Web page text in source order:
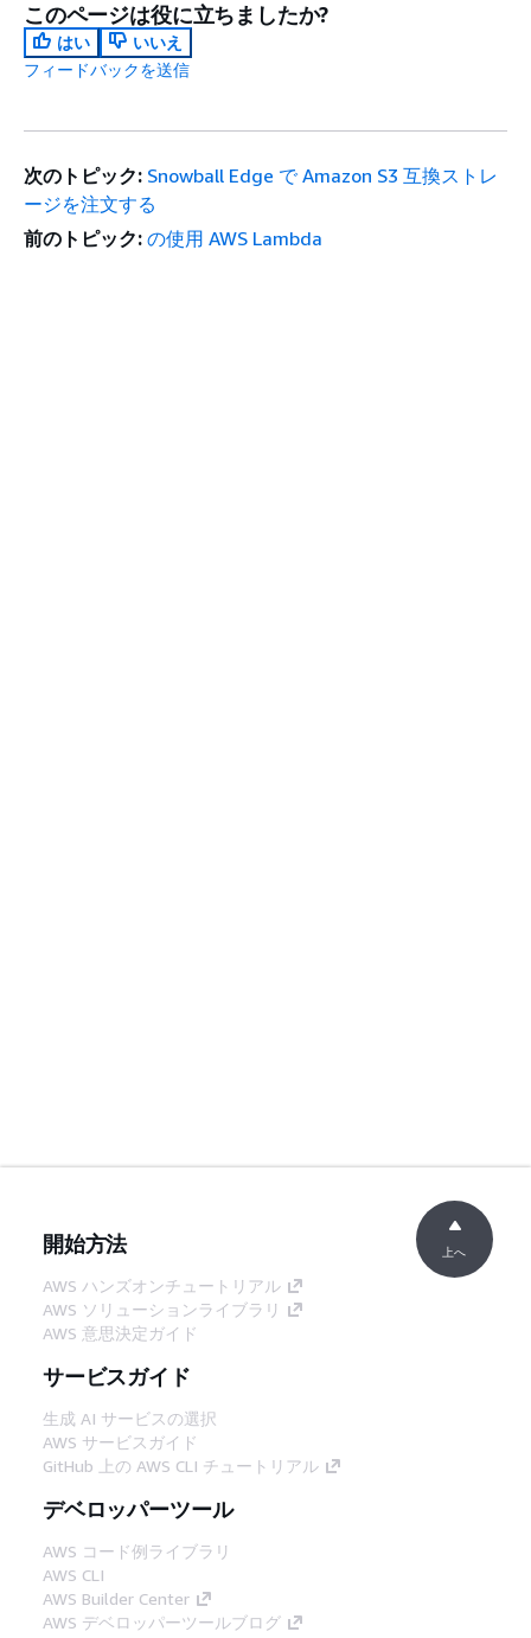
このページは役に立ちましたか?
はい
いいえ
フィードバックを送信
次のトピック: Snowball Edge で Amazon S3 互換ストレ
ージを注文する
前のトピック: の使用 AWS Lambda
開始方法
AWS ハンズオンチュートリアル
AWS ソリューションライブラリ
AWS 意思決定ガイド
サービスガイド
生成 AI サービスの選択
AWS サービスガイド
GitHub 上の AWS CLI チュートリアル
デベロッパーツール
AWS コード例ライブラリ
AWS CLI
AWS Builder Center
AWS デベロッパーツールブログ
上へ